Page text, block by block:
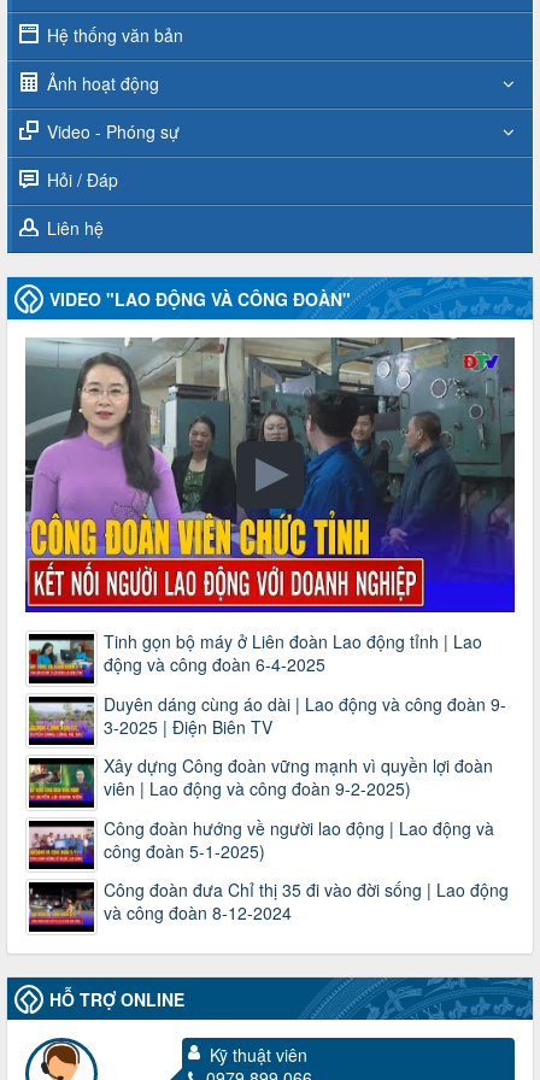
Hệ thống văn bản
Ảnh hoạt động
Video - Phóng sự
Hỏi / Đáp
Liên hệ
VIDEO "LAO ĐỘNG VÀ CÔNG ĐOÀN"
Tinh gọn bộ máy ở Liên đoàn Lao động tỉnh | Lao
động và công đoàn 6-4-2025
Duyên dáng cùng áo dài | Lao động và công đoàn 9-
3-2025 | Điện Biên TV
Xây dựng Công đoàn vững mạnh vì quyền lợi đoàn
viên | Lao động và công đoàn 9-2-2025)
Công đoàn hướng về người lao động | Lao động và
công đoàn 5-1-2025)
Công đoàn đưa Chỉ thị 35 đi vào đời sống | Lao động
và công đoàn 8-12-2024
HỖ TRỢ ONLINE
Kỹ thuật viên